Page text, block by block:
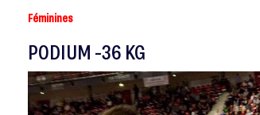
Féminines
PODIUM -36 KG